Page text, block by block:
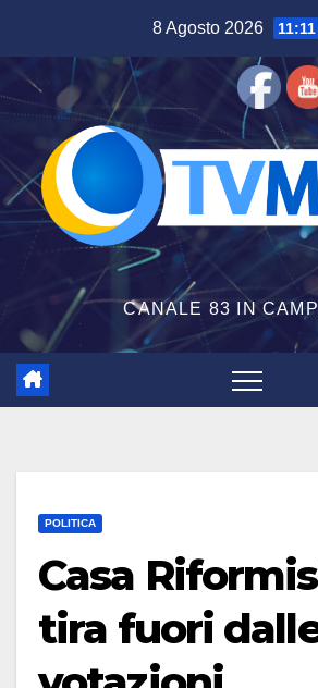
contenuto
8 Agosto 2026 11:11
CANALE 83 IN
POLITICA
Casa
tira fuori